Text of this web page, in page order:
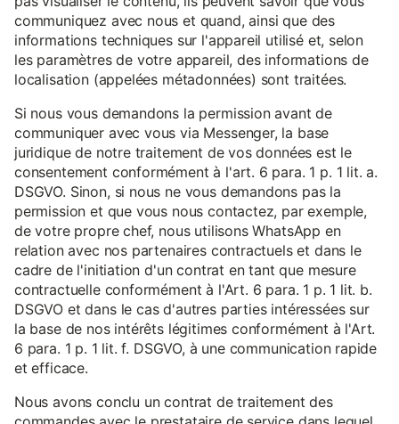
communiquez avec nous et quand, ainsi que des
informations techniques sur l'appareil utilisé et, selon
les paramètres de votre appareil, des informations de
localisation (appelées métadonnées) sont traitées.
Si nous vous demandons la permission avant de
communiquer avec vous via Messenger, la base
juridique de notre traitement de vos données est le
consentement conformément à l'art. 6 para. 1 p. 1 lit. a.
DSGVO. Sinon, si nous ne vous demandons pas la
permission et que vous nous contactez, par exemple,
de votre propre chef, nous utilisons WhatsApp en
relation avec nos partenaires contractuels et dans le
cadre de l'initiation d'un contrat en tant que mesure
contractuelle conformément à l'Art. 6 para. 1 p. 1 lit. b.
DSGVO et dans le cas d'autres parties intéressées sur
la base de nos intérêts légitimes conformément à l'Art.
6 para. 1 p. 1 lit. f. DSGVO, à une communication rapide
et efficace.
Nous avons conclu un contrat de traitement des